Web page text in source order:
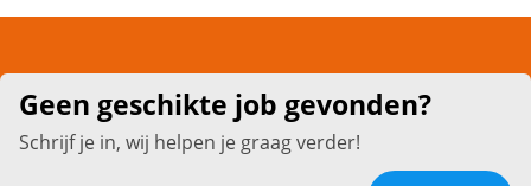
Geen geschikte job gevonden?
Schrijf je in, wij helpen je graag verder!